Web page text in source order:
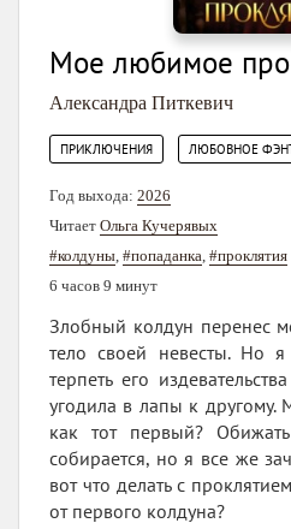
Мое любимое
Александра Питкевич
ПРИКЛЮЧЕНИЯ ЛЮБОВНОЕ
Год выхода: 2026
Читает Ольга Кучерявых
#колдуны, #попаданка, #проклятия
6 часов 9 минут
Злобный колдун перенес
тело своей невесты. Но
терпеть его
угодила в лапы к другому.
как тот первый?
собирается, но я все же
вот что делать с
от первого колдуна?